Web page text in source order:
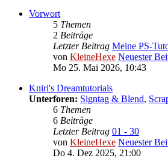
Vorwort
5 Themen
2 Beiträge
Letzter Beitrag Meine PS-
von KleineHexe Neuester
Mo 25. Mai 2026, 10:43
Kniri's Dreamtutorials
Unterforen: Signtag & Blend,
6 Themen
6 Beiträge
Letzter Beitrag 01 - 30
von KleineHexe Neuester
Do 4. Dez 2025, 21:00